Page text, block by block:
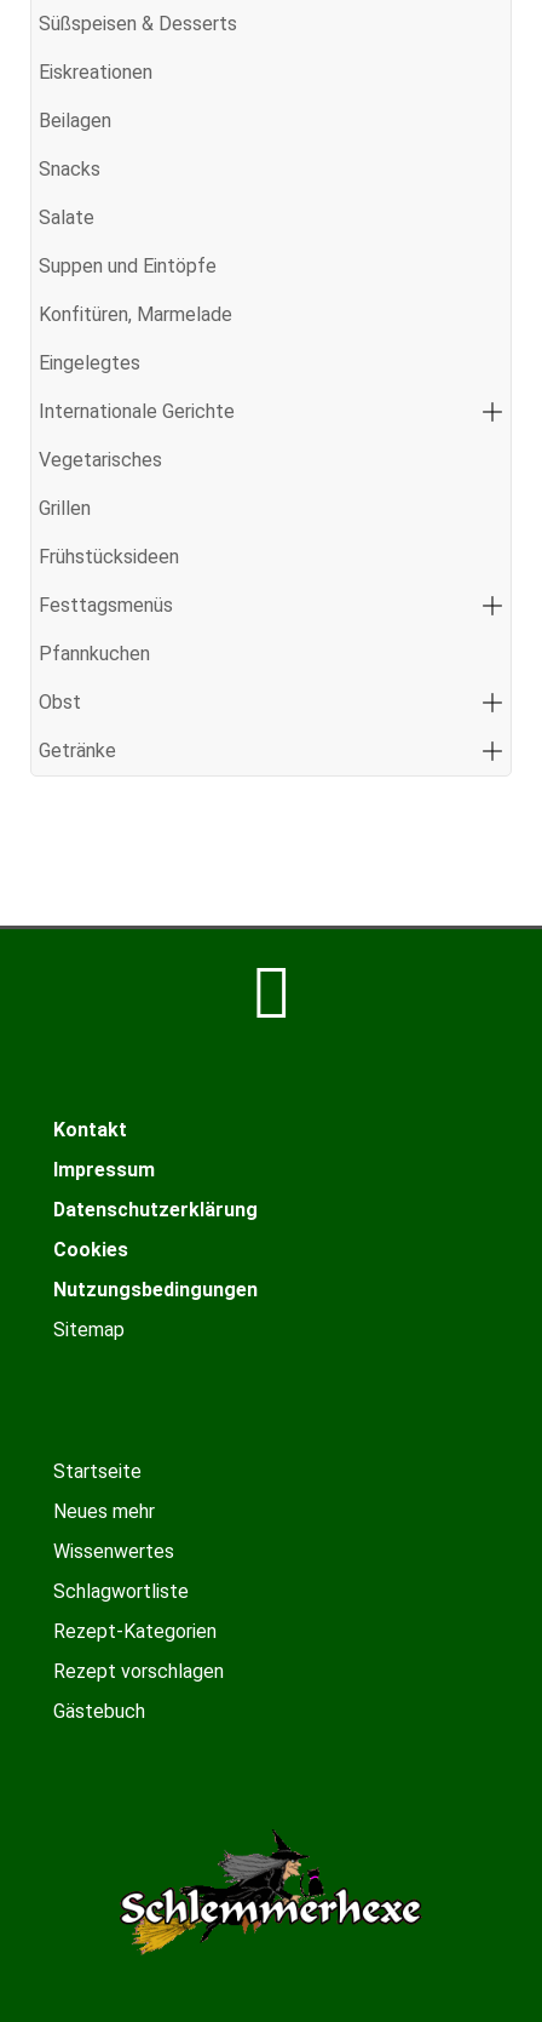
Süßspeisen & Desserts
Eiskreationen
Beilagen
Snacks
Salate
Suppen und Eintöpfe
Konfitüren, Marmelade
Eingelegtes
Internationale Gerichte
Vegetarisches
Grillen
Frühstücksideen
Festtagsmenüs
Pfannkuchen
Obst
Getränke
Kontakt
Impressum
Datenschutzerklärung
Cookies
Nutzungsbedingungen
Sitemap
Startseite
Neues mehr
Wissenwertes
Schlagwortliste
Rezept-Kategorien
Rezept vorschlagen
Gästebuch